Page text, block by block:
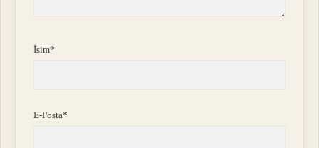
İsim*
E-Posta*